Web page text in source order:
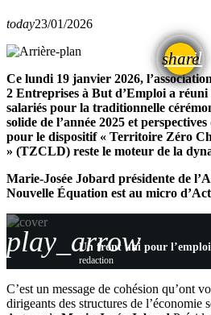
today23/01/2026
share
email
Ce lundi 19 janvier 2026,
2 Entreprises à But d’Emploi a réuni
salariés pour la traditionnelle
solide de l’année 2025 et
pour le dispositif « Territoire Zéro
» (TZCLD) reste le moteur de la
Marie-Josée Jobard présidente de
Nouvelle Équation est au micro
play_arrow
redaction
C’est un message de cohésion qu’ont
dirigeants des structures de l’économie